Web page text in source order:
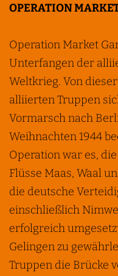
OPERATION
Operation Market
Unterfangen der
Weltkrieg. Von
alliierten Truppen
Vormarsch nach
Weihnachten 1944
Operation war es,
Flüsse Maas, Waal
die deutsche
einschließlich
erfolgreich
Gelingen zu
Truppen die Brücke